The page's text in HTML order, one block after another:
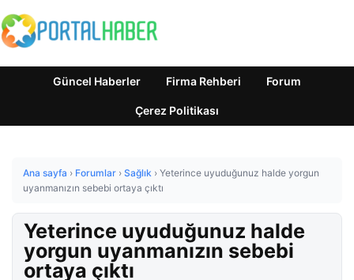
Güncel Haberler Firma Rehberi Forum
Çerez Politikası
Ana sayfa › Forumlar › Sağlık › Yeterince uyuduğunuz halde yorgun
uyanmanızın sebebi ortaya çıktı
Yeterince uyuduğunuz halde
yorgun uyanmanızın sebebi
ortaya çıktı